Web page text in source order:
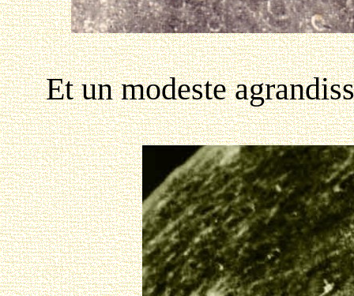
Et un modeste